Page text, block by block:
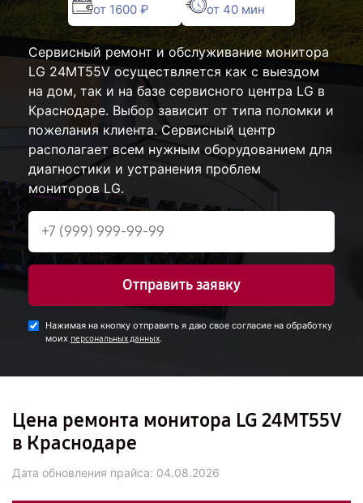
от 1600 ₽ от 40 мин
Сервисный ремонт и обслуживание монитора
LG 24MT55V осуществляется как с выездом
на дом, так и на базе сервисного центра LG в
Краснодаре. Выбор зависит от типа поломки и
пожелания клиента. Сервисный центр
располагает всем нужным оборудованием для
диагностики и устранения проблем
мониторов LG.
Отправить заявку
Нажимая на кнопку отправить я даю свое согласие на обработку
моих персональных данных.
Цена ремонта монитора LG 24MT55V
в Краснодаре
Дата обновления прайса: 04.08.2026